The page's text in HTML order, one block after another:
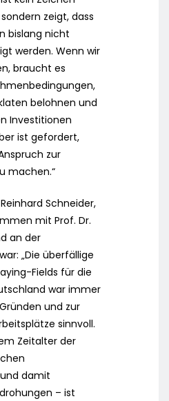
zeigt, dass
bislang nicht
werden. Wenn wir
braucht es
belohnen und
Investitionen
ist gefordert,
zur
machen.“
Schneider,
mit Prof. Dr.
an der
„Die überfällige
Fields für die
war immer
und zur
sinnvoll.
Zeitalter der
damit
– ist